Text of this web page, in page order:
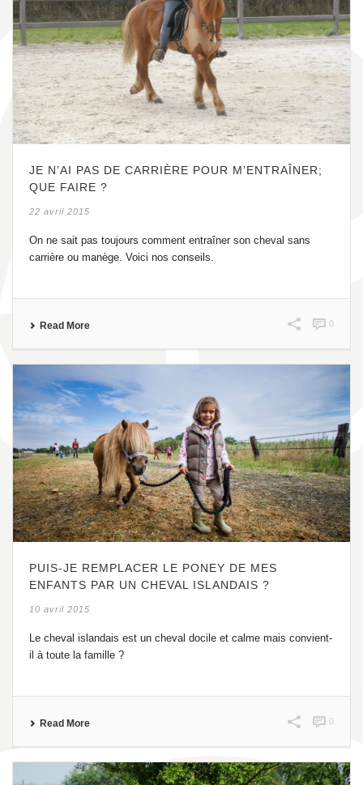
JE N’AI PAS DE CARRIÈRE POUR M’ENTRAÎNER;
QUE FAIRE ?
22 avril 2015
On ne sait pas toujours comment entraîner son cheval sans
carrière ou manège. Voici nos conseils.
Read More 0
PUIS-JE REMPLACER LE PONEY DE MES
ENFANTS PAR UN CHEVAL ISLANDAIS ?
10 avril 2015
Le cheval islandais est un cheval docile et calme mais convient-
il à toute la famille ?
Read More 0